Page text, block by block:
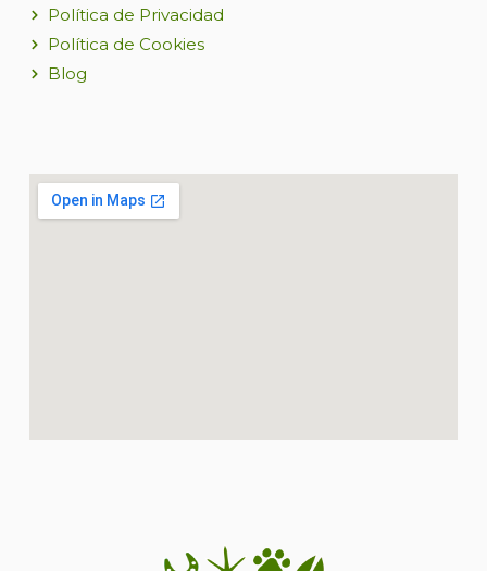
Política de Privacidad
Política de Cookies
Blog